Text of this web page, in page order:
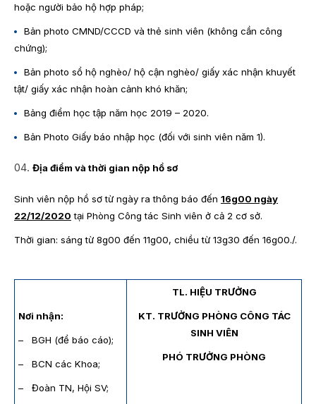
hoặc người bảo hộ hợp pháp;
Bản photo CMND/CCCD và thẻ sinh viên (không cần công
chứng);
Bản photo sổ hộ nghèo/ hộ cận nghèo/ giấy xác nhận khuyết
tật/ giấy xác nhận hoàn cảnh khó khăn;
Bảng điểm học tập năm học 2019 – 2020.
Bản Photo Giấy báo nhập học (đối với sinh viên năm 1).
Địa điểm và thời gian nộp hồ sơ
Sinh viên nộp hồ sơ từ ngày ra thông báo đến 16g00 ngày
22/12/2020 tại Phòng Công tác Sinh viên ở cả 2 cơ sở.
Thời gian: sáng từ 8g00 đến 11g00, chiều từ 13g30 đến 16g00./.
Nơi nhận:
– BGH (để báo cáo);
– BCN các Khoa;
– Đoàn TN, Hội SV;
TL. HIỆU TRƯỞNG
KT. TRƯỞNG PHÒNG CÔNG TÁC
SINH VIÊN
PHÓ TRƯỞNG PHÒNG